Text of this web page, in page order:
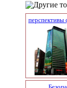
Другие
перспективы